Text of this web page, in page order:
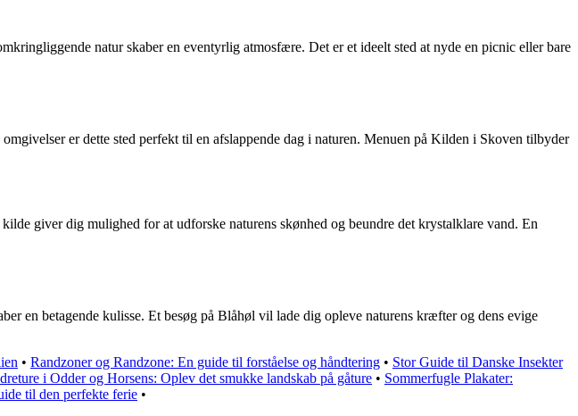
natur skaber en eventyrlig atmosfære. Det er et ideelt sted at nyde en picnic eller bare
er dette sted perfekt til en afslappende dag i naturen. Menuen på Kilden i Skoven tilbyder
giver dig mulighed for at udforske naturens skønhed og beundre det krystalklare vand. En
en betagende kulisse. Et besøg på Blåhøl vil lade dig opleve naturens kræfter og dens evige
• Randzoner og Randzone: En guide til forståelse og håndtering • Stor Guide til Danske Insekter
i Odder og Horsens: Oplev det smukke landskab på gåture • Sommerfugle Plakater:
til den perfekte ferie •